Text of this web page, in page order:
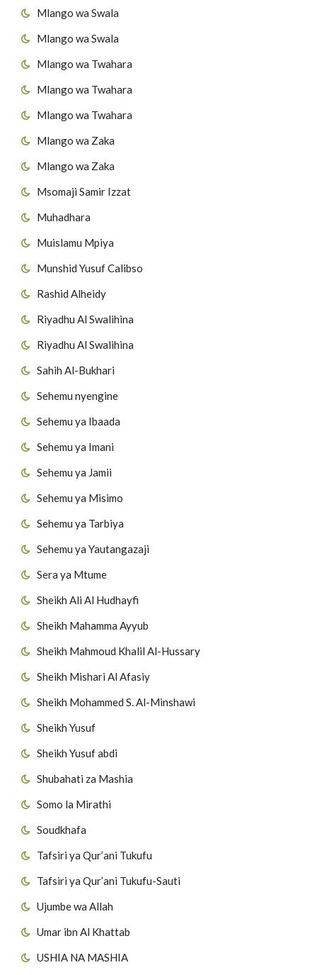
Mlango wa Swala
Mlango wa Swala
Mlango wa Twahara
Mlango wa Twahara
Mlango wa Twahara
Mlango wa Zaka
Mlango wa Zaka
Msomaji Samir Izzat
Muhadhara
Muislamu Mpiya
Munshid Yusuf Calibso
Rashid Alheidy
Riyadhu Al Swalihina
Riyadhu Al Swalihina
Sahih Al-Bukhari
Sehemu nyengine
Sehemu ya Ibaada
Sehemu ya Imani
Sehemu ya Jamii
Sehemu ya Misimo
Sehemu ya Tarbiya
Sehemu ya Yautangazaji
Sera ya Mtume
Sheikh Ali Al Hudhayfi
Sheikh Mahamma Ayyub
Sheikh Mahmoud Khalil Al-Hussary
Sheikh Mishari Al Afasiy
Sheikh Mohammed S. Al-Minshawi
Sheikh Yusuf
Sheikh Yusuf abdi
Shubahati za Mashia
Somo la Mirathi
Soudkhafa
Tafsiri ya Qur’ani Tukufu
Tafsiri ya Qur’ani Tukufu-Sauti
Ujumbe wa Allah
Umar ibn Al Khattab
USHIA NA MASHIA